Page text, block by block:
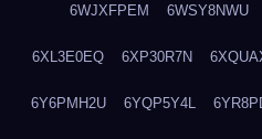
6WJXFPEM 6WSY8NWU
6XL3E0EQ 6XP30R7N
6Y6PMH2U 6YQP5Y4L